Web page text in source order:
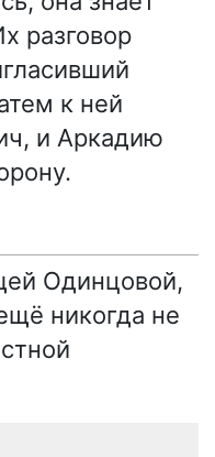
разговор
к ней
и Аркадию
Одинцовой,
никогда не